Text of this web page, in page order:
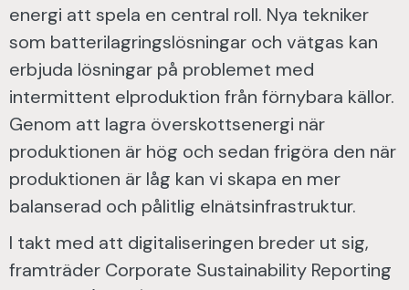
energi att spela en central roll. Nya tekniker
som batterilagringslösningar och vätgas kan
erbjuda lösningar på problemet med
intermittent elproduktion från förnybara källor.
Genom att lagra överskottsenergi när
produktionen är hög och sedan frigöra den när
produktionen är låg kan vi skapa en mer
balanserad och pålitlig elnätsinfrastruktur.
I takt med att digitaliseringen breder ut sig,
framträder Corporate Sustainability Reporting